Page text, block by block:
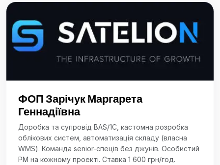
ФОП Зарічук Маргарета
Геннадіївна
Доробка та супровід BAS/1С, кастомна розробка
облікових систем, автоматизація складу (власна
WMS). Команда senior-спеців без джунів. Особистий
PM на кожному проекті. Ставка 1 600 грн/год.